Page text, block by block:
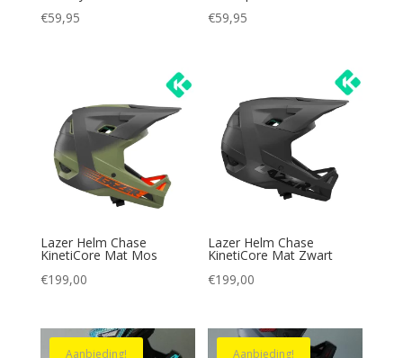
€59,95
€59,95
Lazer Helm Chase
KinetiCore Mat Mos
€199,00
Lazer Helm Chase
KinetiCore Mat Zwart
€199,00
Aanbieding! Aanbieding!